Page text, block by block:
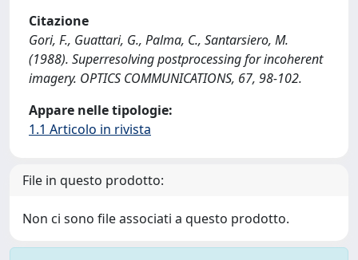
Citazione
Gori, F., Guattari, G., Palma, C., Santarsiero, M.
(1988). Superresolving postprocessing for incoherent
imagery. OPTICS COMMUNICATIONS, 67, 98-102.
Appare nelle tipologie:
1.1 Articolo in rivista
File in questo prodotto:
Non ci sono file associati a questo prodotto.